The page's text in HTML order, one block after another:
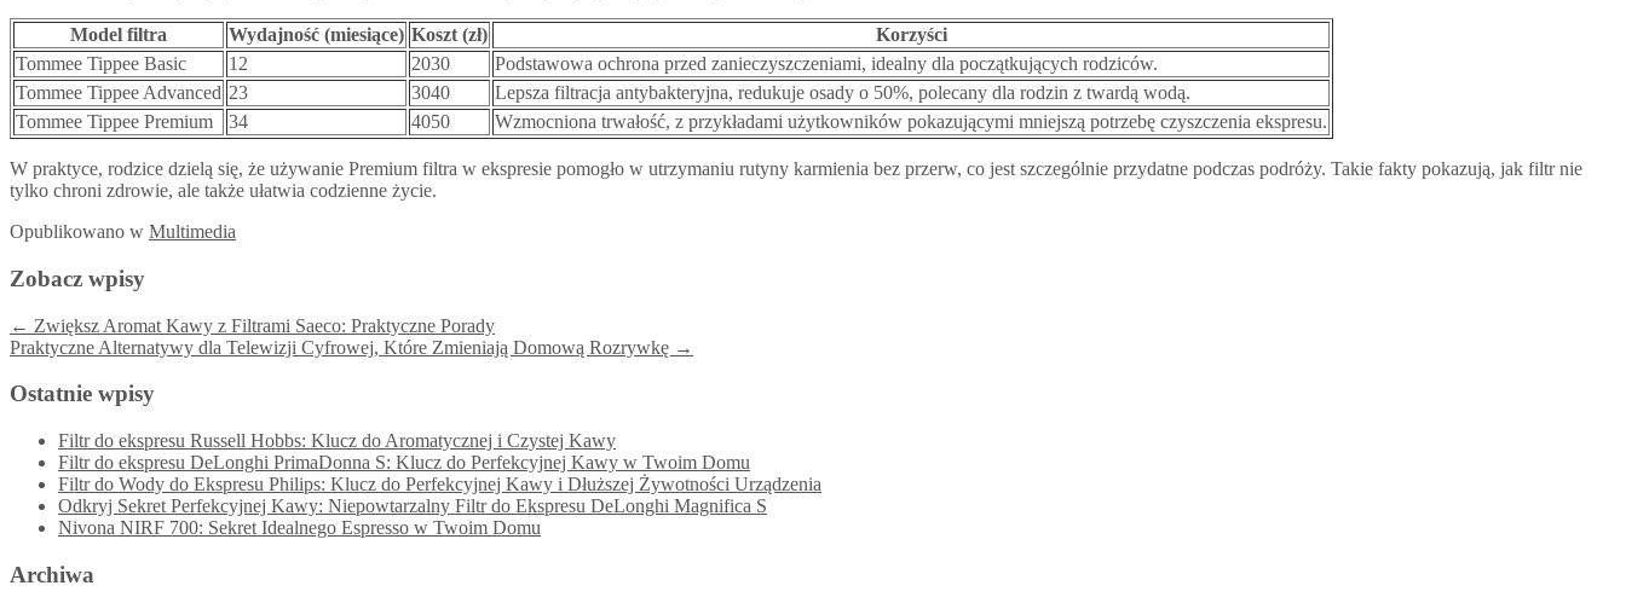
Model filtra Wydajność (miesiące) Koszt (zł)
Korzyści
Tommee Tippee Basic
12 2030
Podstawowa ochrona przed zanieczyszczeniami, idealny dla początkujących rodziców.
Tommee Tippee Advanced 23 3040
Lepsza filtracja antybakteryjna, redukuje osady o 50%, polecany dla rodzin z twardą wodą.
Tommee Tippee Premium
34 4050 Wzmocniona trwałość, z przykładami użytkowników pokazującymi mniejszą potrzebę czyszczenia ekspresu.
W praktyce, rodzice dzielą się, że używanie Premium filtra w ekspresie pomogło w utrzymaniu rutyny karmienia bez przerw, co jest szczególnie przydatne podczas podróży. Takie fakty pokazują, jak filtr nie
tylko chroni zdrowie, ale także ułatwia codzienne życie.
Opublikowano w Multimedia
Zobacz wpisy
← Zwiększ Aromat Kawy z Filtrami Saeco: Praktyczne Porady
Praktyczne Alternatywy dla Telewizji Cyfrowej, Które Zmieniają Domową Rozrywkę →
Ostatnie wpisy
Filtr do ekspresu Russell Hobbs: Klucz do Aromatycznej i Czystej Kawy
Filtr do ekspresu DeLonghi PrimaDonna S: Klucz do Perfekcyjnej Kawy w Twoim Domu
Filtr do Wody do Ekspresu Philips: Klucz do Perfekcyjnej Kawy i Dłuższej Żywotności Urządzenia
Odkryj Sekret Perfekcyjnej Kawy: Niepowtarzalny Filtr do Ekspresu DeLonghi Magnifica S
Nivona NIRF 700: Sekret Idealnego Espresso w Twoim Domu
Archiwa